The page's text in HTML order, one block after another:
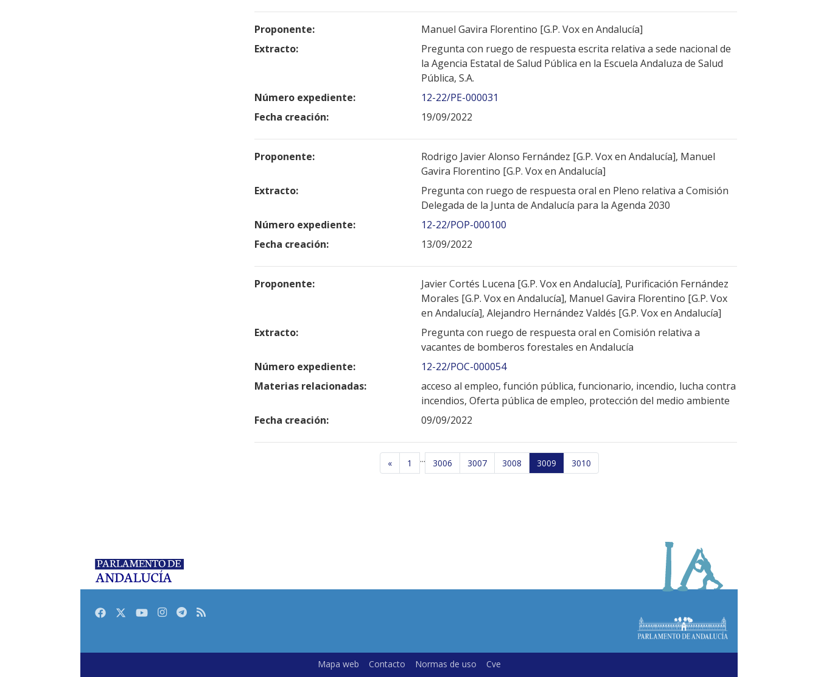
Proponente:
Manuel Gavira Florentino [G.P. Vox en Andalucía]
Extracto:
Pregunta con ruego de respuesta escrita relativa a sede nacional de
la Agencia Estatal de Salud Pública en la Escuela Andaluza de Salud
Pública, S.A.
Número expediente:
12-22/PE-000031
Fecha creación:
19/09/2022
Proponente:
Rodrigo Javier Alonso Fernández [G.P. Vox en Andalucía], Manuel
Gavira Florentino [G.P. Vox en Andalucía]
Extracto:
Pregunta con ruego de respuesta oral en Pleno relativa a Comisión
Delegada de la Junta de Andalucía para la Agenda 2030
Número expediente:
12-22/POP-000100
Fecha creación:
13/09/2022
Proponente:
Javier Cortés Lucena [G.P. Vox en Andalucía], Purificación Fernández
Morales [G.P. Vox en Andalucía], Manuel Gavira Florentino [G.P. Vox
en Andalucía], Alejandro Hernández Valdés [G.P. Vox en Andalucía]
Extracto:
Pregunta con ruego de respuesta oral en Comisión relativa a
vacantes de bomberos forestales en Andalucía
Número expediente:
12-22/POC-000054
Materias relacionadas:
acceso al empleo, función pública, funcionario, incendio, lucha contra
incendios, Oferta pública de empleo, protección del medio ambiente
Fecha creación:
09/09/2022
« 1 ... 3006 3007 3008 3009 3010
FacebookTwitterYoutubeInstagram
Telegram
RSS
Mapa web Contacto Normas de uso
Cve